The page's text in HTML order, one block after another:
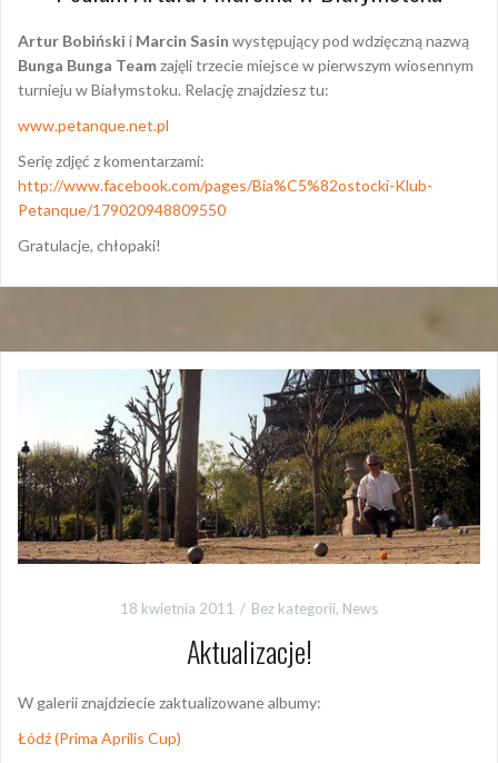
Artur Bobiński i Marcin Sasin występujący pod wdzięczną nazwą
Bunga Bunga Teamzajęli trzecie miejsce w pierwszym wiosennym
turnieju w Białymstoku. Relację znajdziesz tu:
www.petanque.net.pl
Serię zdjęć z komentarzami:
http://www.facebook.com/pages/Bia%C5%82ostocki-Klub-
Petanque/179020948809550
Gratulacje, chłopaki!
18 kwietnia 2011 Bez kategorii, News
Aktualizacje!
W galerii znajdziecie zaktualizowane albumy:
Łódź (Prima Aprilis Cup)